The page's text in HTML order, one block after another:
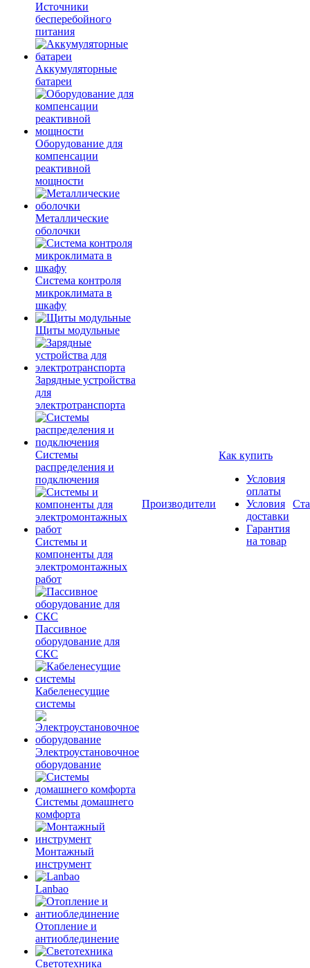
Источники
бесперебойного
питания
Аккумуляторные
батареи
Оборудование для
компенсации
реактивной
мощности
Металлические
оболочки
Система контроля
микроклимата в
шкафу
Щиты модульные
Зарядные устройства
для
электротранспорта
Системы
распределения и
подключения
Системы и
компоненты для
электромонтажных
работ
Пассивное
оборудование для
СКС
Кабеленесущие
системы
Электроустановочное
оборудование
Системы домашнего
комфорта
Монтажный
инструмент
Lanbao
Отопление и
антиоблединение
Светотехника
Производители
Как купить
Условия
оплаты
Условия
доставки
Гарантия
на товар